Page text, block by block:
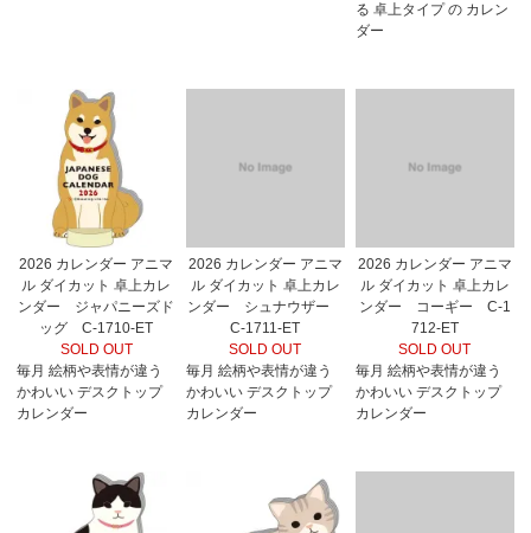
る 卓上タイプ の カレン
ダー
2026 カレンダー アニマ
ル ダイカット 卓上カレ
ンダー ジャパニーズド
ッグ C-1710-ET
SOLD OUT
毎月 絵柄や表情が違う
かわいい デスクトップ
カレンダー
2026 カレンダー アニマ
ル ダイカット 卓上カレ
ンダー シュナウザー
C-1711-ET
SOLD OUT
毎月 絵柄や表情が違う
かわいい デスクトップ
カレンダー
2026 カレンダー アニマ
ル ダイカット 卓上カレ
ンダー コーギー C-1
712-ET
SOLD OUT
毎月 絵柄や表情が違う
かわいい デスクトップ
カレンダー